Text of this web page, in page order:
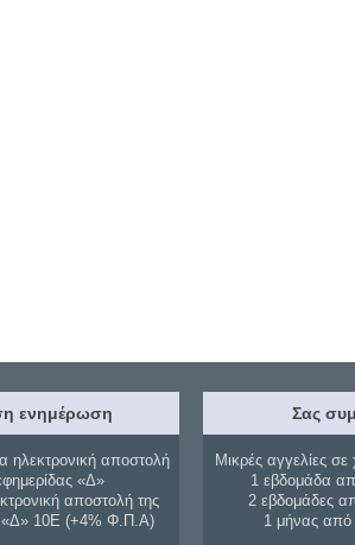
ενημέρωση
ηλεκτρονική αποστολή
«Δ»
αποστολή της
«Δ» 10Ε (+4% Φ.Π.Α)
Σας
Μικρές αγγελίες σε
1 εβδομάδα
2 εβδομάδες
1 μήνας